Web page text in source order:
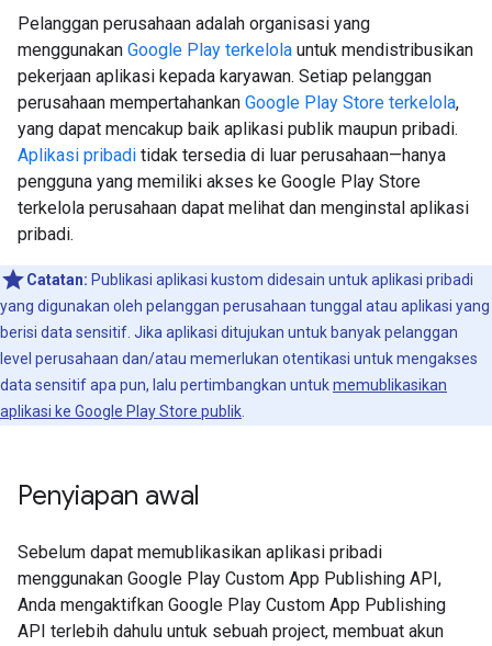
Pelanggan perusahaan adalah organisasi yang
menggunakan Google Play terkelola untuk mendistribusikan
pekerjaan aplikasi kepada karyawan. Setiap pelanggan
perusahaan mempertahankan Google Play Store terkelola,
yang dapat mencakup baik aplikasi publik maupun pribadi.
Aplikasi pribadi tidak tersedia di luar perusahaan—hanya
pengguna yang memiliki akses ke Google Play Store
terkelola perusahaan dapat melihat dan menginstal aplikasi
pribadi.
Catatan: Publikasi aplikasi kustom didesain untuk aplikasi pribadi
yang digunakan oleh pelanggan perusahaan tunggal atau aplikasi yang
berisi data sensitif. Jika aplikasi ditujukan untuk banyak pelanggan
level perusahaan dan/atau memerlukan otentikasi untuk mengakses
data sensitif apa pun, lalu pertimbangkan untukmemublikasikan
aplikasi ke Google Play Store publik
Penyiapan awal
Sebelum dapat memublikasikan aplikasi pribadi
menggunakan Google Play Custom App Publishing API,
Anda mengaktifkan Google Play Custom App Publishing
API terlebih dahulu untuk sebuah project, membuat akun